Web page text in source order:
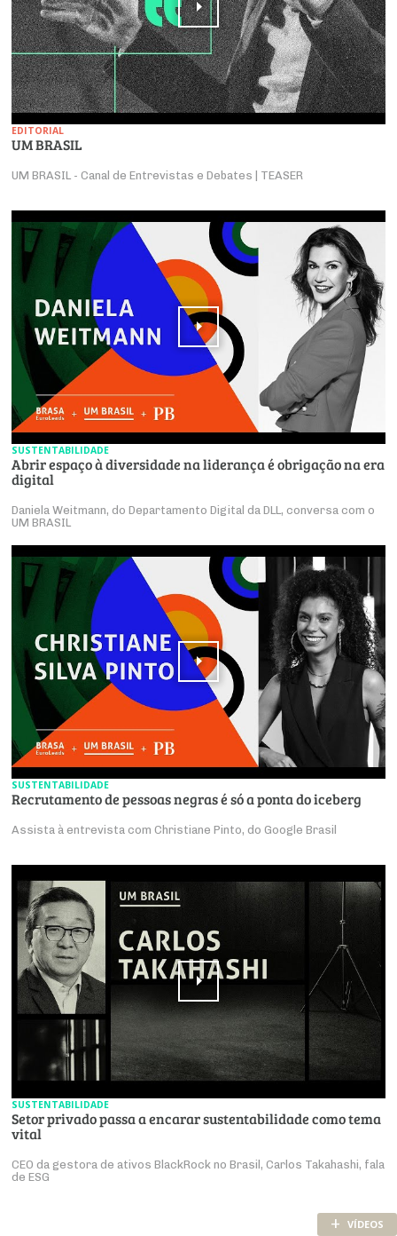
EDITORIAL
UM BRASIL
UM BRASIL - Canal de Entrevistas e Debates | TEASER
SUSTENTABILIDADE
Abrir espaço à diversidade na liderança é obrigação na era
digital
Daniela Weitmann, do Departamento Digital da DLL, conversa com o
UM BRASIL
SUSTENTABILIDADE
Recrutamento de pessoas negras é só a ponta do iceberg
Assista à entrevista com Christiane Pinto, do Google Brasil
SUSTENTABILIDADE
Setor privado passa a encarar sustentabilidade como tema
vital
CEO da gestora de ativos BlackRock no Brasil, Carlos Takahashi, fala
de ESG
+ VÍDEOS